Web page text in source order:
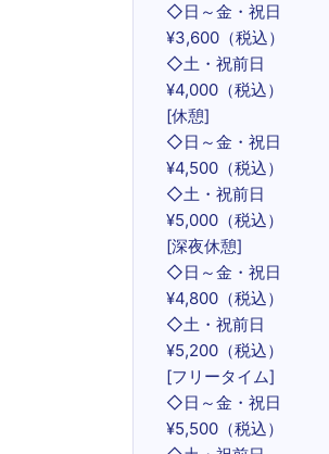
◇日～金・祝日
¥3,600（税込）
◇土・祝前日
¥4,000（税込）
[休憩]
◇日～金・祝日
¥4,500（税込）
◇土・祝前日
¥5,000（税込）
[深夜休憩]
◇日～金・祝日
¥4,800（税込）
◇土・祝前日
¥5,200（税込）
[フリータイム]
◇日～金・祝日
¥5,500（税込）